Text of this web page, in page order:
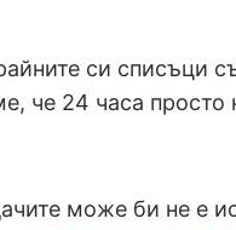
си списъци
че 24 часа просто
може би не е